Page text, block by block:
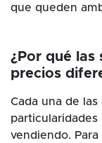
que queden
¿Por qué las
precios
Cada una de
vendiendo.